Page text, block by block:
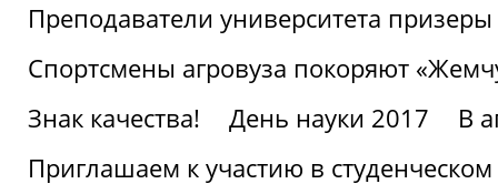
Преподаватели университета
Спортсмены агровуза покоряют
Знак качества!
День науки 2017
В
Приглашаем к участию в